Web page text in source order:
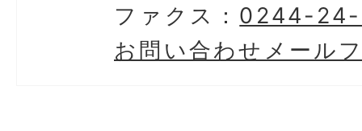
ファクス： 0244-
お問い合わせメール